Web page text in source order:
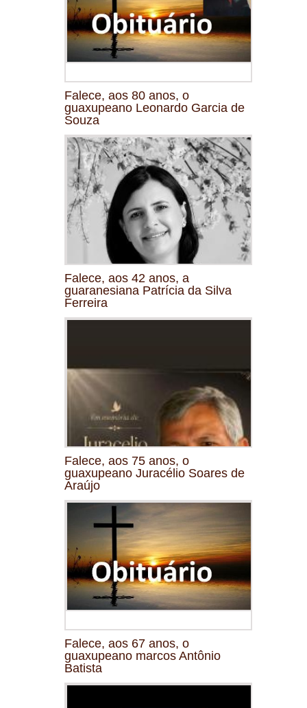
Falece, aos 80 anos, o
guaxupeano Leonardo Garcia de
Souza
Falece, aos 42 anos, a
guaranesiana Patrícia da Silva
Ferreira
Falece, aos 75 anos, o
guaxupeano Juracélio Soares de
Araújo
Falece, aos 67 anos, o
guaxupeano marcos Antônio
Batista